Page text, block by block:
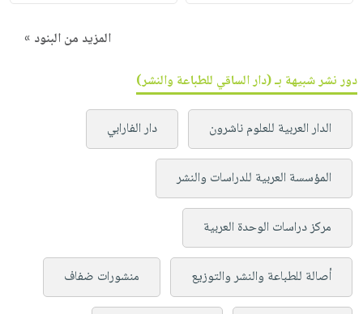
المزيد من البنود »
دور نشر شبيهة بـ (دار الساقي للطباعة والنشر)
الدار العربية للعلوم ناشرون دار الفارابي
المؤسسة العربية للدراسات والنشر
مركز دراسات الوحدة العربية
أصالة للطباعة والنشر والتوزيع منشورات ضفاف